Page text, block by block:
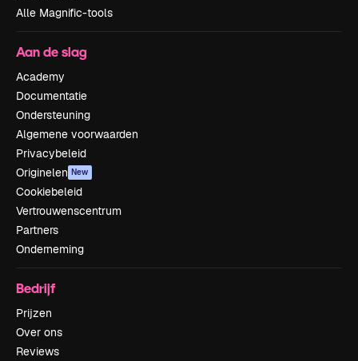
Alle Magnific-tools
Aan de slag
Academy
Documentatie
Ondersteuning
Algemene voorwaarden
Privacybeleid
Originelen New
Cookiebeleid
Vertrouwenscentrum
Partners
Onderneming
Bedrijf
Prijzen
Over ons
Reviews